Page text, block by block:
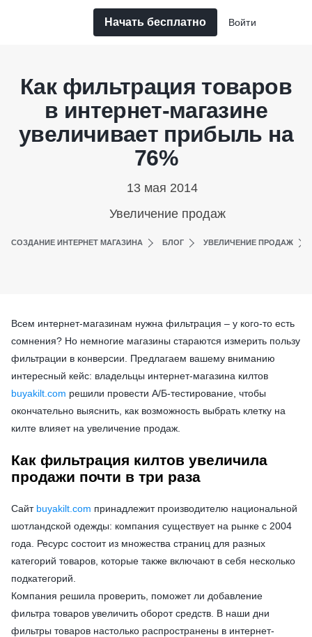
Начать бесплатно Войти
Как фильтрация товаров
в интернет-магазине
увеличивает прибыль на
76%
13 мая 2014
Увеличение продаж
СОЗДАНИЕ ИНТЕРНЕТ МАГАЗИНА БЛОГ УВЕЛИЧЕНИЕ ПРОДАЖ
Всем интернет-магазинам нужна фильтрация – у кого-то есть
сомнения? Но немногие магазины стараются измерить пользу
фильтрации в конверсии. Предлагаем вашему вниманию
интересный кейс: владельцы интернет-магазина килтов
buyakilt.com решили провести А/Б-тестирование, чтобы
окончательно выяснить, как возможность выбрать клетку на
килте влияет на увеличение продаж.
Как фильтрация килтов увеличила
продажи почти в три раза
Сайт buyakilt.com принадлежит производителю национальной
шотландской одежды: компания существует на рынке с 2004
года. Ресурс состоит из множества страниц для разных
категорий товаров, которые также включают в себя несколько
подкатегорий.
Компания решила проверить, поможет ли добавление
фильтра товаров увеличить оборот средств. В наши дни
фильтры товаров настолько распространены в интернет-